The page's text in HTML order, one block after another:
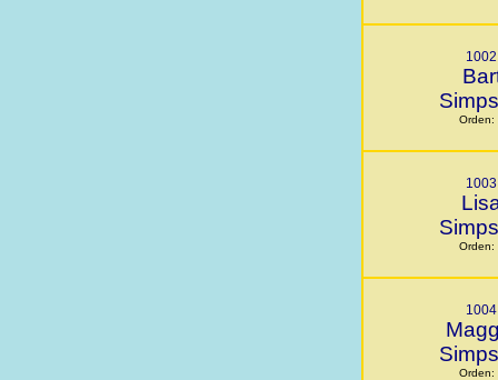
1002
Orden:
1003
Orden:
1004
Orden: